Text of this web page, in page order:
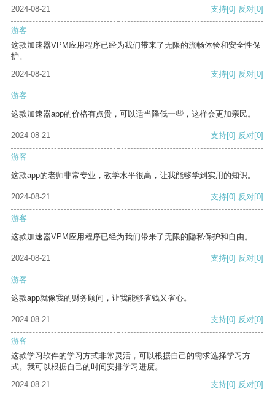
2024-08-21
支持[0] 反对[0]
游客
这款加速器VPM应用程序已经为我们带来了无限的流畅体验和安全性保
护。
2024-08-21
支持[0] 反对[0]
游客
这款加速器app的价格有点贵，可以适当降低一些，这样会更加亲民。
2024-08-21 支持[0] 反对[0]
游客
这款app的老师非常专业，教学水平很高，让我能够学到实用的知识。
2024-08-21 支持[0] 反对[0]
游客
这款加速器VPM应用程序已经为我们带来了无限的隐私保护和自由。
2024-08-21 支持[0] 反对[0]
游客
这款app就像我的财务顾问，让我能够省钱又省心。
2024-08-21 支持[0] 反对[0]
游客
这款学习软件的学习方式非常灵活，可以根据自己的需求选择学习方
式。我可以根据自己的时间安排学习进度。
2024-08-21
支持[0] 反对[0]